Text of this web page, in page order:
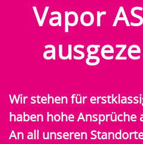
Vapor
Wir stehen für
haben hohe Ansprüche
An all unseren